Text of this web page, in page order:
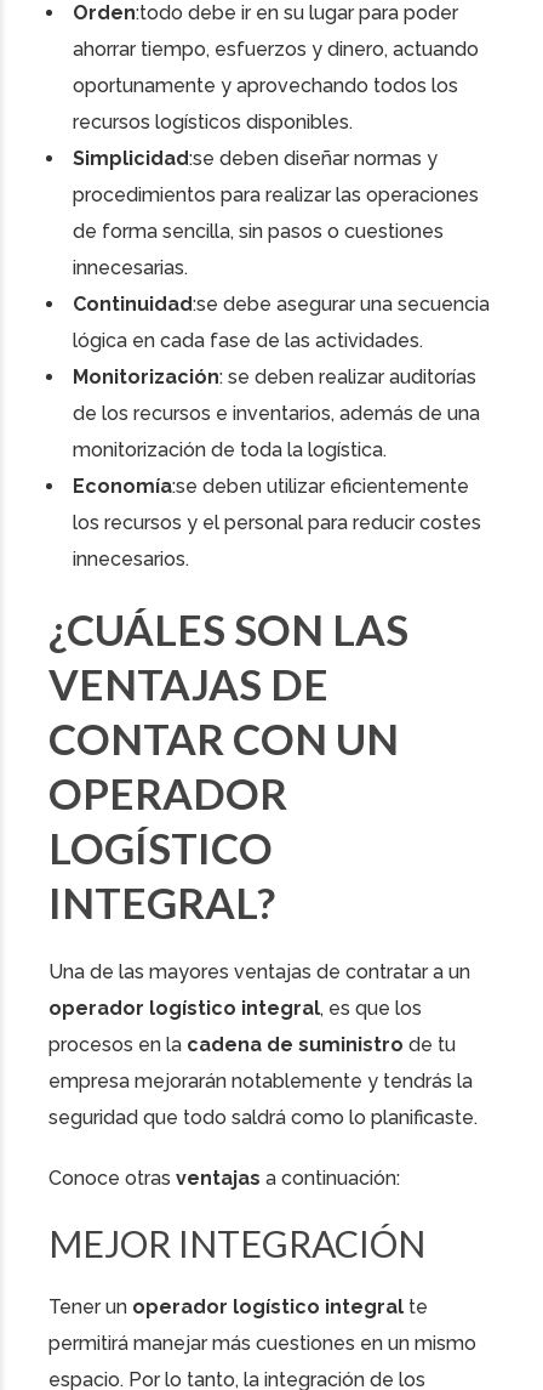
Orden:todo debe ir en su lugar para poder
ahorrar tiempo, esfuerzos y dinero, actuando
oportunamente y aprovechando todos los
recursos logísticos disponibles.
Simplicidad:se deben diseñar normas y
procedimientos para realizar las operaciones
de forma sencilla, sin pasos o cuestiones
innecesarias.
Continuidad:se debe asegurar una secuencia
lógica en cada fase de las actividades.
Monitorización: se deben realizar auditorías
de los recursos e inventarios, además de una
monitorización de toda la logística.
Economía:se deben utilizar eficientemente
los recursos y el personal para reducir costes
innecesarios.
¿CUÁLES SON LAS
VENTAJAS DE
CONTAR CON UN
OPERADOR
LOGÍSTICO
INTEGRAL?
Una de las mayores ventajas de contratar a un
operador logístico integral, es que los
procesos en la cadena de suministro de tu
empresa mejorarán notablemente y tendrás la
seguridad que todo saldrá como lo planificaste.
Conoce otras ventajas a continuación:
MEJOR INTEGRACIÓN
Tener un operador logístico integral te
permitirá manejar más cuestiones en un mismo
espacio. Por lo tanto, la integración de los